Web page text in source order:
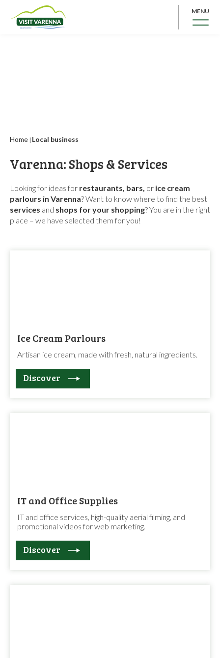
MENU
Home | Local business
Varenna: Shops & Services
Looking for ideas for restaurants, bars, or ice cream
parlours in Varenna? Want to know where to find the best
services and shops for your shopping? You are in the right
place – we have selected them for you!
Ice Cream Parlours
Artisan ice cream, made with fresh, natural ingredients.
Discover
IT and Office Supplies
IT and office services, high-quality aerial filming, and
promotional videos for web marketing.
Discover